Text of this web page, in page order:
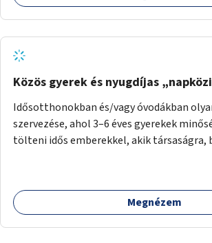
Közös gyerek és nyugdíjas
Idősotthonokban és/vagy óvodákban
szervezése, ahol 3–6 éves gyerekek
tölteni idős emberekkel, akik társaságra,
Megnézem